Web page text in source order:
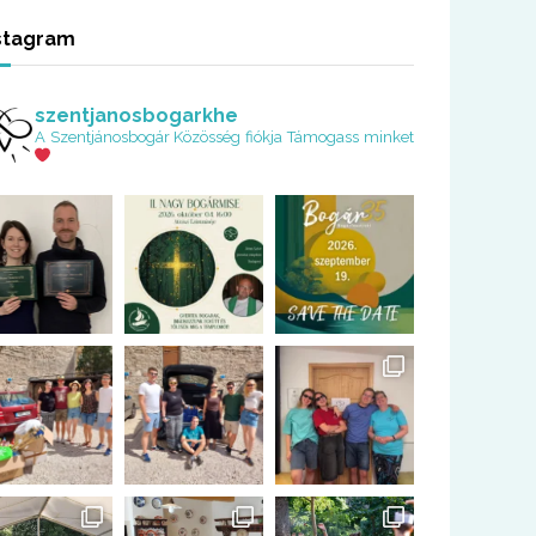
szentjanosbogarkhe
A Szentjánosbogár Közösség fiókja Támogass minket